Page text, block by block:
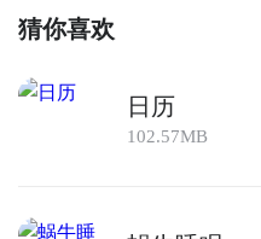
猜你喜欢
日历
102.57MB